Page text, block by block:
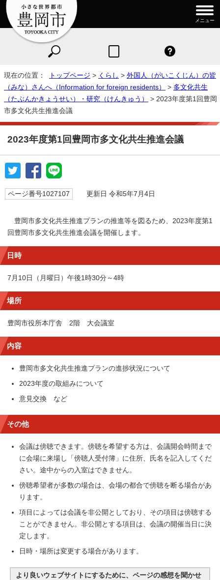
メニュー
現在の位置： トップページ > くらし > 外国人（がいこくじん）の皆
（みな）さんへ（Information for foreign residents）
> 多文化共生
（たぶんかきょうせい）・研究（けんきゅう）
> 2023年度第1回豊岡
市多文化共生推進会議
2023年度第1回豊岡市多文化共生推進会議
ページ番号1027107 更新日 令和5年7月4日
豊岡市多文化共生推進プランの推進等を図るため、2023年度第1
回豊岡市多文化共生推進会議を開催します。
日時
7月10日（月曜日）午後1時30分～4時
場所
豊岡市役所本庁舎 2階 大会議室
内容
豊岡市多文化共生推進プランの進捗状況について
2023年度の取組みについて
意見交換 など
その他
会議は傍聴できます。傍聴を希望する方は、会議開会時間まで
に会場に来場し「傍聴人受付簿」に住所、氏名を記入してくだ
さい。途中からの入室はできません。
傍聴希望者が多数の場合は、会場の都合で傍聴を断る場合があ
ります。
項目によっては会議を非公開としており、その項目は傍聴する
ことができません。非公開とする項目は、会議の開催当日に決
定します。
日時・場所は変更する場合があります。
より良いウェブサイトにするために、ページの感想を聞かせ